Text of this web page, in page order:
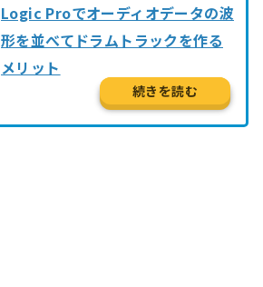
Logic Proでオーディオデータの波
形を並べてドラムトラックを作る
メリット
続きを読む